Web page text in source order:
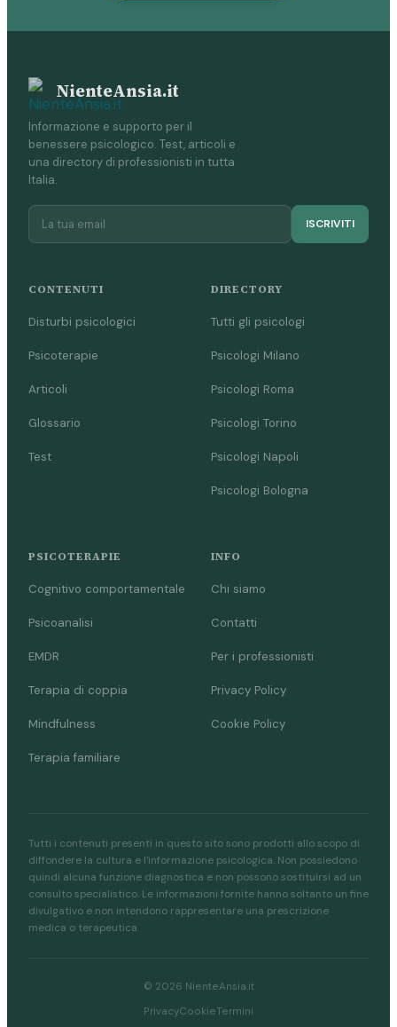
NienteAnsia.it
Informazione e supporto per il
benessere psicologico. Test, articoli e
una directory di professionisti in tutta
Italia.
ISCRIVITI
CONTENUTI
Disturbi psicologici
Psicoterapie
Articoli
Glossario
Test
DIRECTORY
Tutti gli psicologi
Psicologi Milano
Psicologi Roma
Psicologi Torino
Psicologi Napoli
Psicologi Bologna
PSICOTERAPIE
Cognitivo comportamentale
Psicoanalisi
EMDR
Terapia di coppia
Mindfulness
Terapia familiare
INFO
Chi siamo
Contatti
Per i professionisti
Privacy Policy
Cookie Policy
Tutti i contenuti presenti in questo sito sono prodotti allo scopo di
diffondere la cultura e l'informazione psicologica. Non possiedono
quindi alcuna funzione diagnostica e non possono sostituirsi ad un
consulto specialistico. Le informazioni fornite hanno soltanto un fine
divulgativo e non intendono rappresentare una prescrizione
medica o terapeutica.
© 2026 NienteAnsia.it
PrivacyCookieTermini